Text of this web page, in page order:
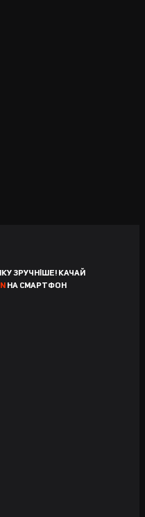
ЗРУЧНІШЕ! КАЧАЙ
НА СМАРТФОН